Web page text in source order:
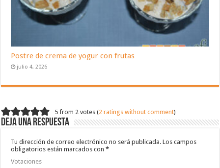
Postre de crema de yogur con frutas
julio 4, 2026
5 from 2 votes (2 ratings without comment)
Deja una respuesta
Tu dirección de correo electrónico no será publicada. Los campos
obligatorios están marcados con*
Votaciones